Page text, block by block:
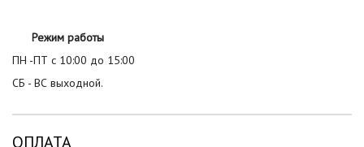
Режим работы
ПН -ПТ с 10:00 до 15:00
СБ - ВС выходной.
ОПЛАТА